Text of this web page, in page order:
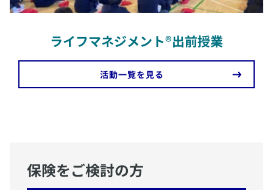
ライフマネジメント®出前授業
​活動一覧を見る
保険をご検討の方